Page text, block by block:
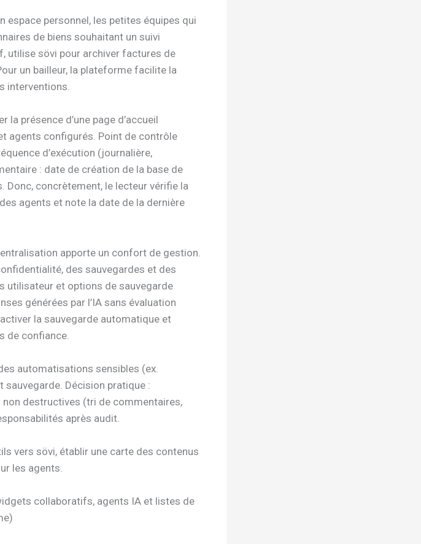
espace personnel, les petites équipes qui
de biens souhaitant un suivi
utilise sövi pour archiver factures de
un bailleur, la plateforme facilite la
interventions.
présence d’une page d’accueil
agents configurés. Point de contrôle
d’exécution (journalière,
: date de création de la base de
concrètement, le lecteur vérifie la
agents et note la date de la dernière
apporte un confort de gestion.
des sauvegardes et des
utilisateur et options de sauvegarde
générées par l’IA sans évaluation
la sauvegarde automatique et
de confiance.
automatisations sensibles (ex.
Décision pratique :
destructives (tri de commentaires,
après audit.
vers sövi, établir une carte des contenus
les agents.
collaboratifs, agents IA et listes de